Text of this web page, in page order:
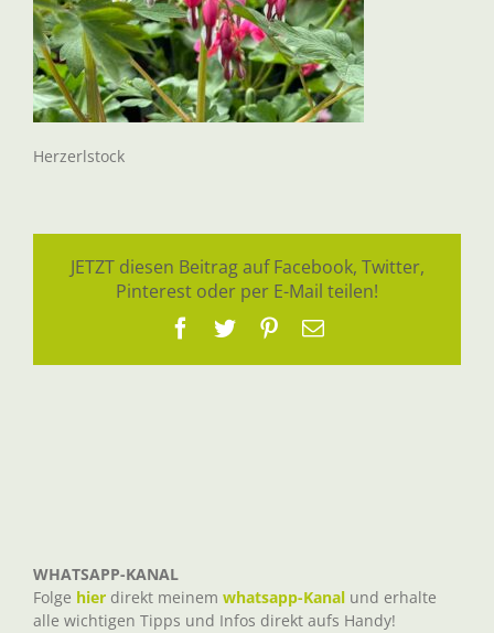
Herzerlstock
JETZT diesen Beitrag auf Facebook, Twitter,
Pinterest oder per E-Mail teilen!
Facebook
TwitterPinterest
E-
WHATSAPP-KANAL
Folge hier direkt meinem whatsapp-Kanal und erhalte
alle wichtigen Tipps und Infos direkt aufs Handy!